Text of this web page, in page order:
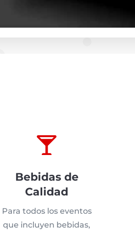

Bebidas de
Calidad
Para todos los eventos
que incluyen bebidas,